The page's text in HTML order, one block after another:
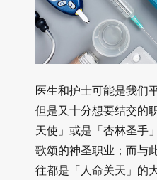
医生和护士可能是我们
但是又十分想要结交的
天使」或是「杏林圣手
歌颂的神圣职业；而与
往都是「人命关天」的